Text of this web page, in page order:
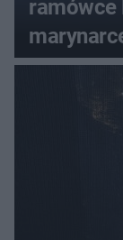
ramówce